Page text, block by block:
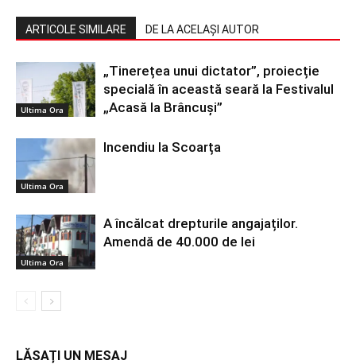
ARTICOLE SIMILARE DE LA ACELAȘI AUTOR
Ultima Ora
„Tinerețea unui dictator”, proiecție
specială în această seară la Festivalul
„Acasă la Brâncuși”
Ultima Ora
Incendiu la Scoarța
Ultima Ora
A încălcat drepturile angajaților.
Amendă de 40.000 de lei
LĂSAȚI UN MESAJ